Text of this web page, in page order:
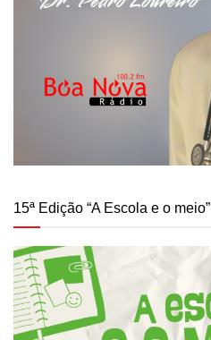
15ª Edição “A Escola e o meio”